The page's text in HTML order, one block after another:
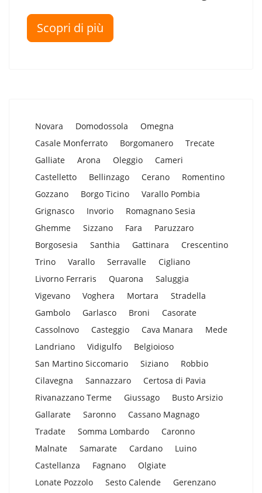
Scopri di più
Novara Domodossola
Omegna
Casale Monferrato
Borgomanero
Trecate
Galliate
Arona Oleggio
Cameri
Castelletto
Bellinzago Cerano
Romentino
Gozzano
Borgo Ticino
Varallo Pombia
Grignasco
Invorio
Romagnano Sesia
Ghemme
Sizzano Fara
Paruzzaro
Borgosesia
Santhia Gattinara
Crescentino
Trino
Varallo Serravalle
Cigliano
Livorno Ferraris
Quarona
Saluggia
Vigevano
Voghera Mortara
Stradella
Gambolo
Garlasco Broni
Casorate
Cassolnovo
Casteggio Cava Manara
Mede
Landriano
Vidigulfo
Belgioioso
San Martino Siccomario
Siziano
Robbio
Cilavegna
Sannazzaro
Certosa di Pavia
Rivanazzano Terme
Giussago
Busto Arsizio
Gallarate
Saronno
Cassano Magnago
Tradate
Somma Lombardo
Caronno
Malnate
Samarate Cardano
Luino
Castellanza
Fagnano
Olgiate
Lonate Pozzolo
Sesto Calende
Gerenzano